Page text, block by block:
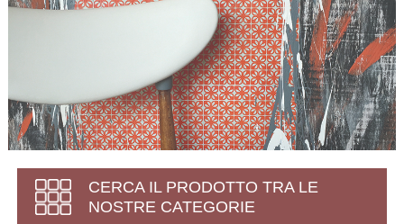
CERCA IL PRODOTTO TRA LE
NOSTRE CATEGORIE